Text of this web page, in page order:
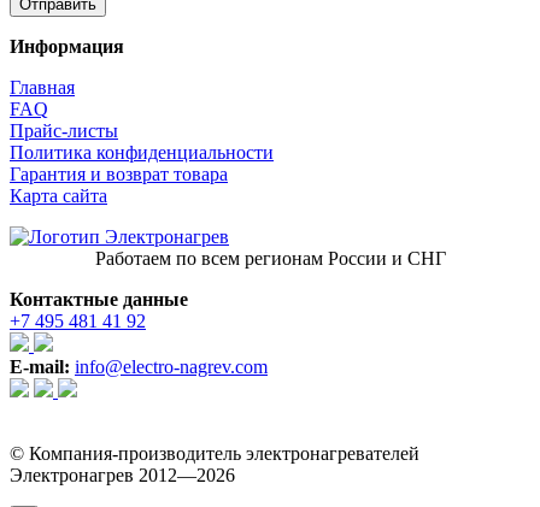
Информация
Главная
FAQ
Прайс-листы
Политика конфиденциальности
Гарантия и возврат товара
Карта сайта
Работаем по всем регионам России и СНГ
Контактные данные
+7 495 481 41 92
E-mail: info@electro-nagrev.com
© Компания-производитель электронагревателей
Электронагрев 2012—2026